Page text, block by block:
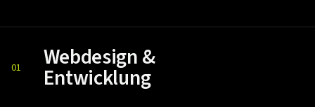
01 Webdesign &
Entwicklung